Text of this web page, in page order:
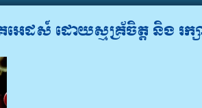
អេដស៍ ដោយ​ស្មគ្រ័​ចិត្ត និង រក្ស